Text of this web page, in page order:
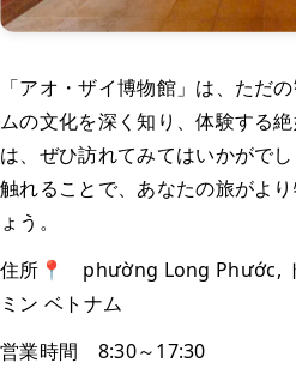
「アオ・ザイ博物館」は、ただ
ムの文化を深く知り、体験する
は、ぜひ訪れてみてはいかがで
触れることで、あなたの旅がよ
ょう。
住所📍 phường Long Phước, ト
ミン ベトナム
営業時間 8:30～17:30